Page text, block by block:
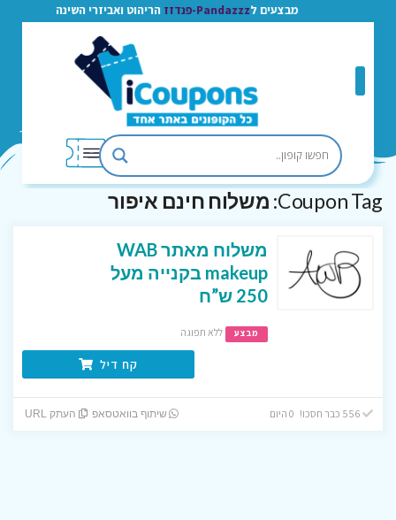
מבצעים לPandazzz-פנדזז הריהוט ואביזרי השינה
Coupon Tag: משלוח חינם איפור
משלוח מאתר WAB
makeup בקנייה מעל
250 ש”ח
מבצע ללא תפוגה
קח דיל
556 כבר חסכו! 0 היום שיתוף בוואטסאפ העתק URL